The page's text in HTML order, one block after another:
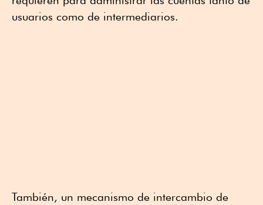
usuarios como de intermediarios.
También, un mecanismo de intercambio de